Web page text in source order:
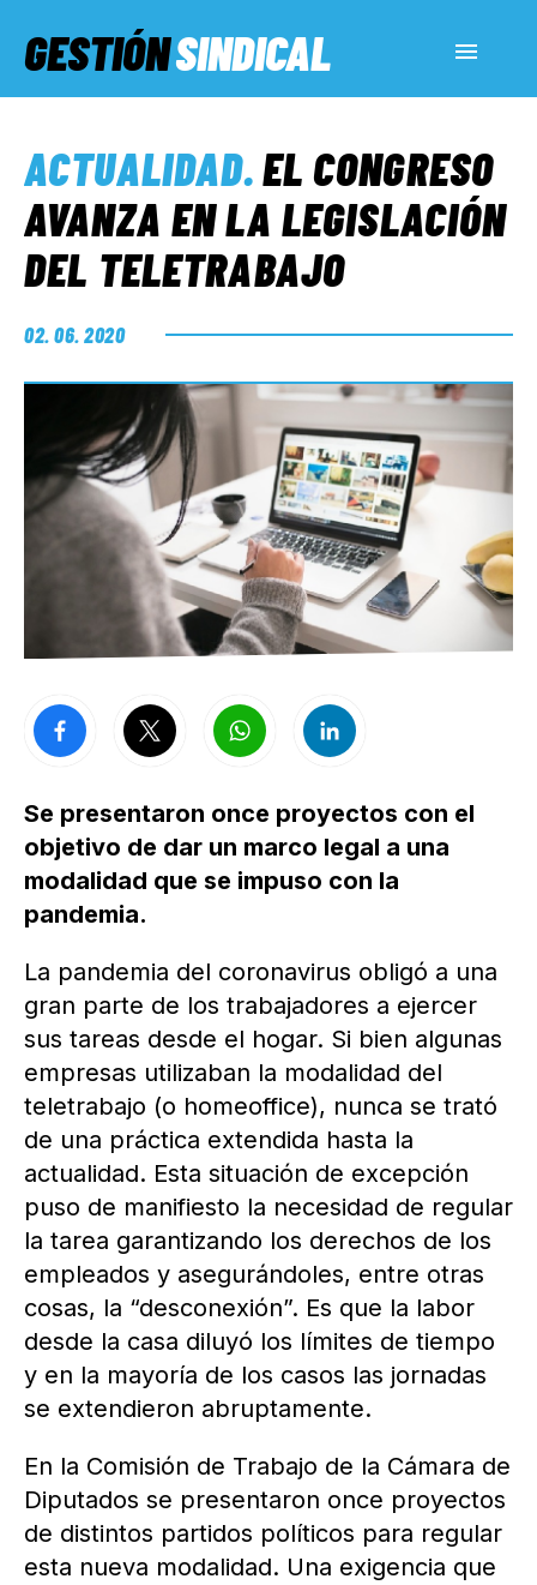
GESTIÓNSINDICAL
SERVICIOS SOCIALES
INFORMES ESPECIALES
FUERA DE MEGÁFONO
EL LADO «G»
ACTUALIDAD.EL CONGRESO
AVANZA EN LA LEGISLACIÓN
DEL TELETRABAJO
02. 06. 2020
Se presentaron once proyectos con el
objetivo de dar un marco legal a una
modalidad que se impuso con la
pandemia.
La pandemia del coronavirus obligó a una
gran parte de los trabajadores a ejercer
sus tareas desde el hogar. Si bien algunas
empresas utilizaban la modalidad del
teletrabajo (o homeoffice), nunca se trató
de una práctica extendida hasta la
actualidad. Esta situación de excepción
puso de manifiesto la necesidad de regular
la tarea garantizando los derechos de los
empleados y asegurándoles, entre otras
cosas, la “desconexión”. Es que la labor
desde la casa diluyó los límites de tiempo
y en la mayoría de los casos las jornadas
se extendieron abruptamente.
En la Comisión de Trabajo de la Cámara de
Diputados se presentaron once proyectos
de distintos partidos políticos para regular
esta nueva modalidad. Una exigencia que